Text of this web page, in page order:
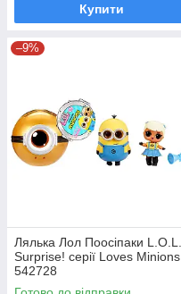
Купити
–9%
Лялька Лол Поосіпаки L.O.L.
Surprise! серії Loves Minions
542728